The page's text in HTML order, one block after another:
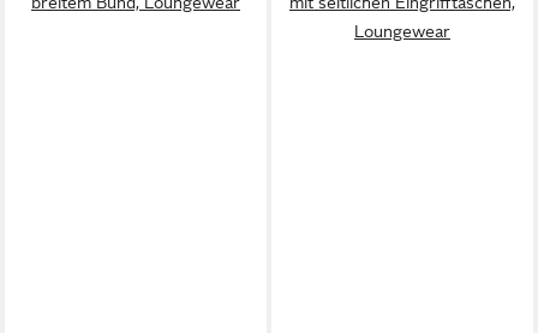
Loungewear